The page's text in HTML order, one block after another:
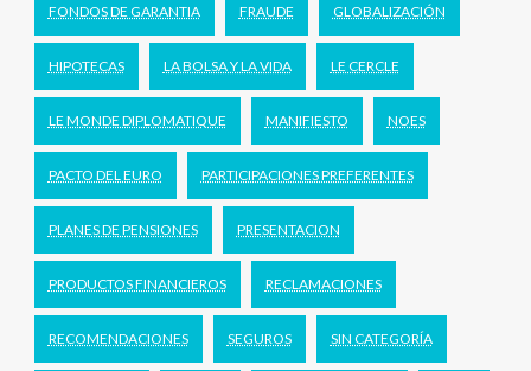
FONDOS DE GARANTIA FRAUDE GLOBALIZACIÓN
HIPOTECAS LA BOLSA Y LA VIDA LE CERCLE
LE MONDE DIPLOMATIQUE MANIFIESTO NOES
PACTO DEL EURO PARTICIPACIONES PREFERENTES
PLANES DE PENSIONES PRESENTACION
PRODUCTOS FINANCIEROS RECLAMACIONES
RECOMENDACIONES SEGUROS SIN CATEGORÍA